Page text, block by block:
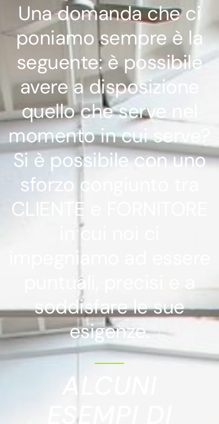
Una domanda che ci
poniamo sempre è la
seguente: è possibile
avere a disposizione
quello che serve nel
momento in cui serve?
Si è possibile con uno
sforzo congiunto tra
CLIENTE e FORNITORE
in cui noi ci
impegniamo ad essere
puntuali, precisi e a
soddisfare le sue
esigenze.
ALCUNI
ESEMPI DI